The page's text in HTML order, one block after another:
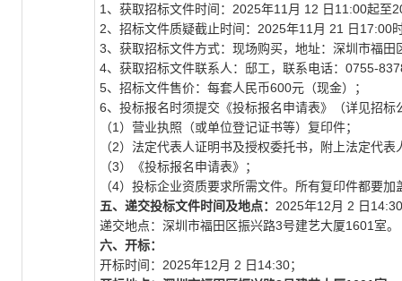
1、获取招标文件时间：2025年11月 12 日11:00起至
2、招标文件质疑截止时间：2025年11月 21 日17:00
3、获取招标文件方式：现场购买，地址：深圳市福
4、获取招标文件联系人：邸工，联系电话：0755-
5、招标文件售价：每套人民币600元（现金）；
6、投标报名时须提交《投标报名申请表》（详见招标
（1）营业执照（或单位登记证书等）复印件；
（2）法定代表人证明书及授权委托书，附上法定代
（3）《投标报名申请表》；
（4）投标企业资质要求所需文件。所有复印件都要
五、递交投标文件时间及地点： 2025年12月 2 日
递交地点：深圳市福田区振兴路3号建艺大厦1601室。
六、开标：
开标时间：2025年12月 2 日14:30；